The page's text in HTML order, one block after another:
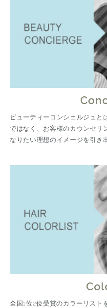
ビューティーコンシェルジュと
ではなく、お客様のカウンセリ
なりたい理想のイメージを引き
全国1位2位受賞のカラーリスト